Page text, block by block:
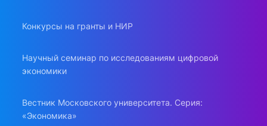
Конкурсы на гранты и НИР
Научный семинар по исследованиям цифровой
экономики
Вестник Московского университета. Серия:
«Экономика»